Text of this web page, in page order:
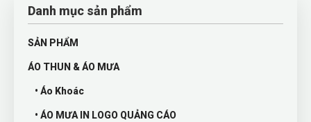
Danh mục sản phẩm
SẢN PHẨM
ÁO THUN & ÁO MƯA
• Áo Khoác
• ÁO MƯA IN LOGO QUẢNG CÁO